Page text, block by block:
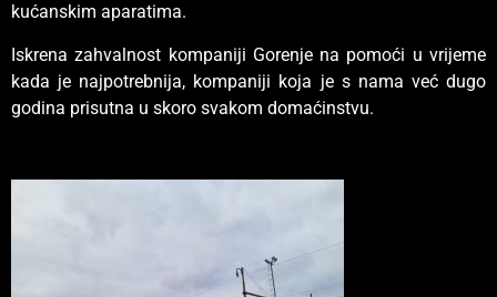
kućanskim aparatima.
Iskrena zahvalnost kompaniji Gorenje na pomoći u vrijeme
kada je najpotrebnija, kompaniji koja je s nama već dugo
godina prisutna u skoro svakom domaćinstvu.